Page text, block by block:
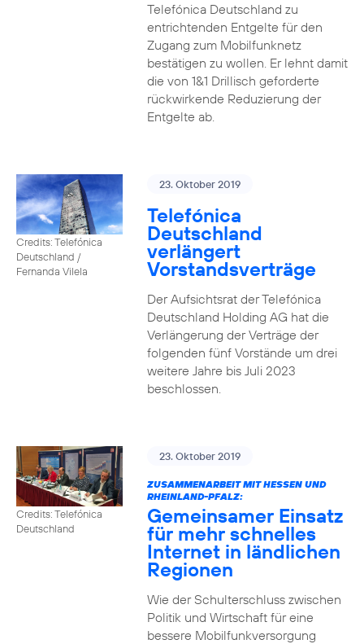
Telefónica Deutschland zu
entrichtenden Entgelte für den
Zugang zum Mobilfunknetz
bestätigen zu wollen. Er lehnt damit
die von 1&1 Drillisch geforderte
rückwirkende Reduzierung der
Entgelte ab.
Credits: Telefónica
Deutschland /
Fernanda Vilela
23. Oktober 2019
Telefónica
Deutschland
verlängert
Vorstandsverträge
Der Aufsichtsrat der Telefónica
Deutschland Holding AG hat die
Verlängerung der Verträge der
folgenden fünf Vorstände um drei
weitere Jahre bis Juli 2023
beschlossen.
Credits: Telefónica
Deutschland
23. Oktober 2019
ZUSAMMENARBEIT MIT HESSEN UND
RHEINLAND-PFALZ:
Gemeinsamer Einsatz
für mehr schnelles
Internet in ländlichen
Regionen
Wie der Schulterschluss zwischen
Politik und Wirtschaft für eine
bessere Mobilfunkversorgung